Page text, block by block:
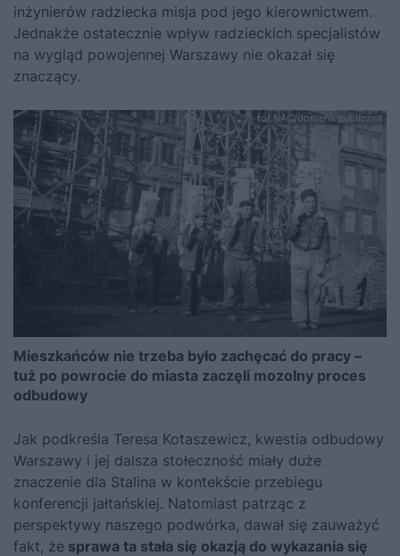
inżynierów radziecka misja pod jego kierownictwem.
Jednakże ostatecznie wpływ radzieckich specjalistów
na wygląd powojennej Warszawy nie okazał się
znaczący.
fot.NAC/domena publiczna
Mieszkańców nie trzeba było zachęcać do pracy –
tuż po powrocie do miasta zaczęli mozolny proces
odbudowy
Jak podkreśla Teresa Kotaszewicz, kwestia odbudowy
Warszawy i jej dalsza stołeczność miały duże
znaczenie dla Stalina w kontekście przebiegu
konferencji jałtańskiej. Natomiast patrząc z
perspektywy naszego podwórka, dawał się zauważyć
fakt, że sprawa ta stała się okazją do wykazania się